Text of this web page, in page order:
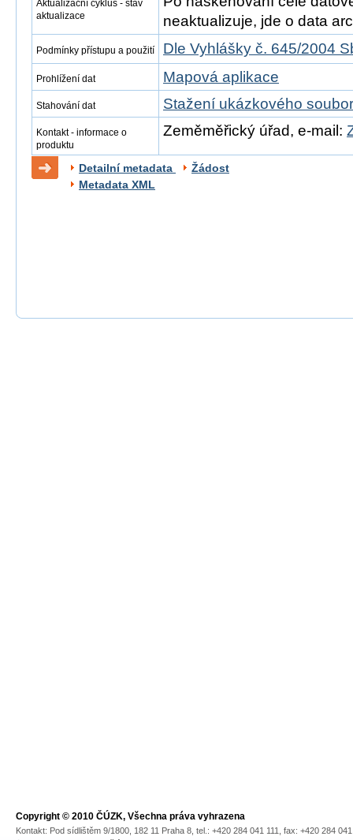
Aktualizační cyklus - stav
aktualizace
neaktualizuje, jde o data
Podmínky přístupu a použití Dle Vyhlášky č. 645/2004
Prohlížení dat Mapová aplikace
Stahování dat Stažení ukázkového
Kontakt - informace o
produktu
Zeměměřický úřad, e-mail:
Detailní metadata
Žádost
Metadata XML
Copyright © 2010 ČÚZK, Všechna práva vyhrazena
Kontakt: Pod sídlištěm 9/1800, 182 11 Praha 8, tel.: +420 284 041 111, fax: +420 284